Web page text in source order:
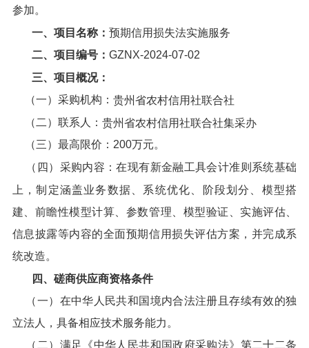
参加。
一、项目名称： 预期信用损失法实施服务
二、项目编号： GZNX-2024-07-02
三、项目概况：
（一）采购机构： 贵州省农村信用社联合社
（二）联系人： 贵州省农村信用社联合社集采办
（三）最高限价：200万元。
（四）采购内容：在现有新金融工具会计准则系统基础
上，制定涵盖业务数据、系统优化、阶段划分、模型搭
建、前瞻性模型计算、参数管理、模型验证、实施评估、
信息披露等内容的全面预期信用损失评估方案，并完成系
统改造。
四、磋商供应商资格条件
（一）在中华人民共和国境内合法注册且存续有效的独
立法人，具备相应技术服务能力。
（二）满足《中华人民共和国政府采购法》第二十二条